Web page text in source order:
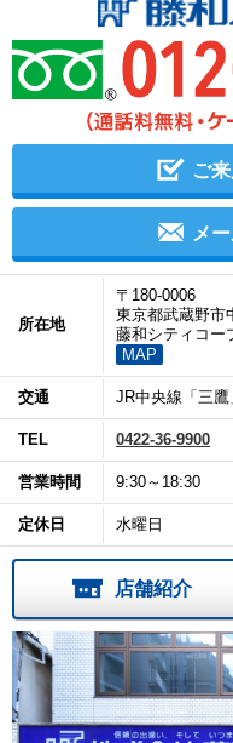
ご
メ
所在地
〒180-0006
東京都武蔵野市
藤和シティコー
MAP
交通 JR中央線「三
TEL 0422-36-9900
営業時間 9:30～18:30
定休日 水曜日
店舗紹介